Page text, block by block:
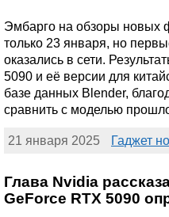
Эмбарго на обзоры новых
только 23 января, но
оказались в сети.
5090 и её версии для
базе данных Blender,
сравнить с моделью
21 января 2025 Гаджет
Глава Nvidia
GeForce RTX 5090